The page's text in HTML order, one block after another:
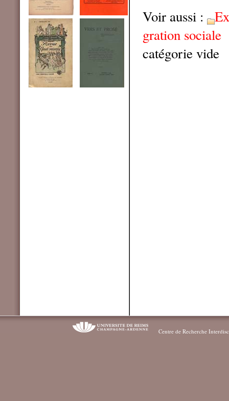
Voir aussi :
gration sociale
catégorie vide
Centre de Recherche